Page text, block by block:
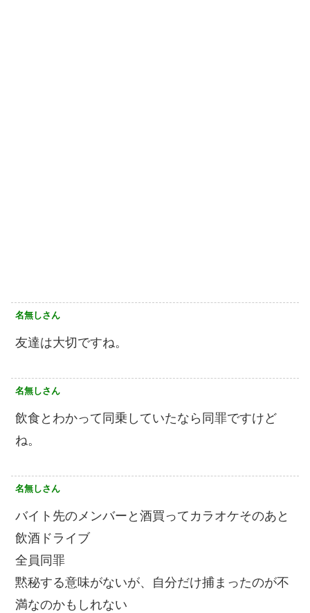
名無しさん
友達は大切ですね。
名無しさん
飲食とわかって同乗していたなら同罪ですけど
ね。
名無しさん
バイト先のメンバーと酒買ってカラオケそのあと
飲酒ドライブ
全員同罪
黙秘する意味がないが、自分だけ捕まったのが不
満なのかもしれない